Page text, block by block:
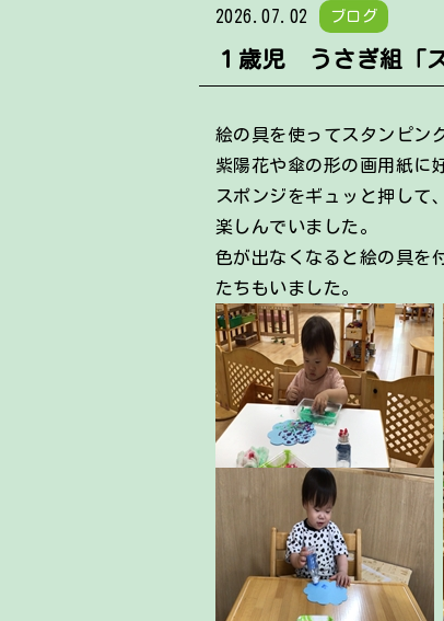
2026.07.02 ブログ
１歳児 うさぎ組「
絵の具を使ってスタンピン
紫陽花や傘の形の画用紙に
スポンジをギュッと押して
楽しんでいました。
色が出なくなると絵の具を
たちもいました。